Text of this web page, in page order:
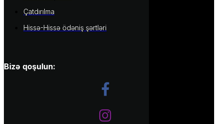
Çatdırılma
Hissə-Hissə ödəniş şərtləri
Bizə qoşulun: